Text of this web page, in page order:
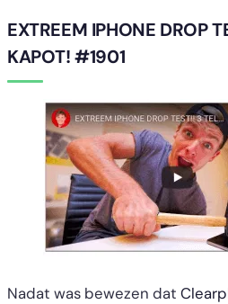
EXTREEM IPHONE DROP
KAPOT! #1901
Nadat was bewezen dat